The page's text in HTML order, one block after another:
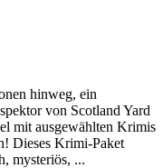
hinweg, ein
von Scotland Yard
mit ausgewählten Krimis
Dieses Krimi-Paket
mysteriös, ...